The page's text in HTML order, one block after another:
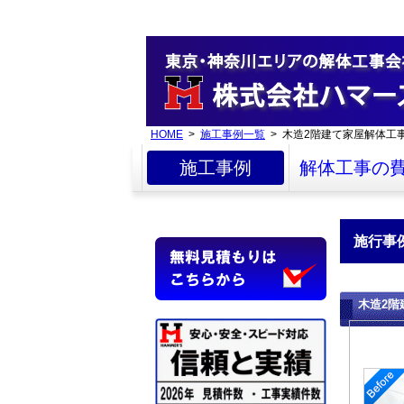
HOME > 施工事例一覧 > 木造2階建て家屋解体工
施工事例 解体工事の
施行事
木造2階